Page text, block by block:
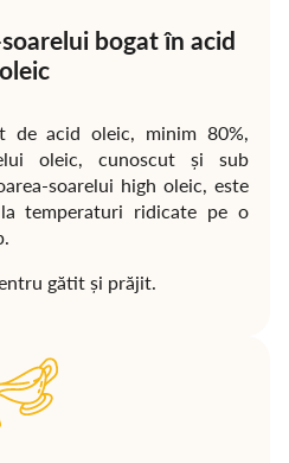
bogat în acid
oleic
acid oleic, minim 80%,
oleic, cunoscut și sub
soarelui high oleic, este
temperaturi ridicate pe o
gătit și prăjit.